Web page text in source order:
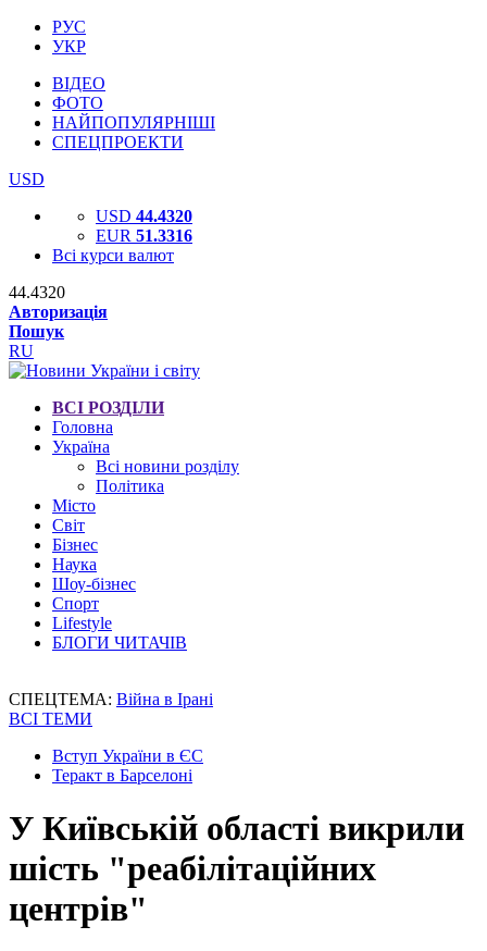
РУС
УКР
ВІДЕО
ФОТО
НАЙПОПУЛЯРНІШІ
СПЕЦПРОЕКТИ
USD
USD 44.4320
EUR 51.3316
Всі курси валют
44.4320
Авторизація
Пошук
RU
ВСІ РОЗДІЛИ
Головна
Україна
Всі новини розділу
Політика
Місто
Світ
Бізнес
Наука
Шоу-бізнес
Спорт
Lifestyle
БЛОГИ ЧИТАЧІВ
СПЕЦТЕМА: Війна в Ірані
ВСІ ТЕМИ
Вступ України в ЄС
Теракт в Барселоні
У Київській області викрили
шість "реабілітаційних
центрів"